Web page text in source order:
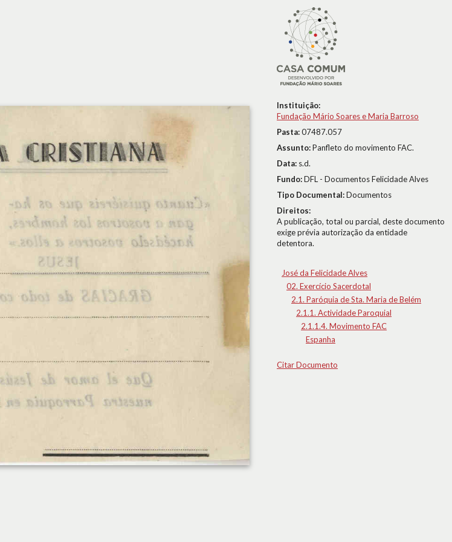
Instituição:
Fundação Mário Soares e Maria Barroso
Pasta:07487.057
Assunto:Panfleto do movimento FAC.
Data: s.d.
Fundo:DFL - Documentos Felicidade Alves
Tipo Documental:Documentos
Direitos:
A publicação, total ou parcial, deste documento
exige prévia autorização da entidade
detentora.
José da Felicidade Alves
02. Exercício Sacerdotal
2.1. Paróquia de Sta. Maria de Belém
2.1.1. Actividade Paroquial
2.1.1.4. Movimento FAC
Espanha
Citar Documento